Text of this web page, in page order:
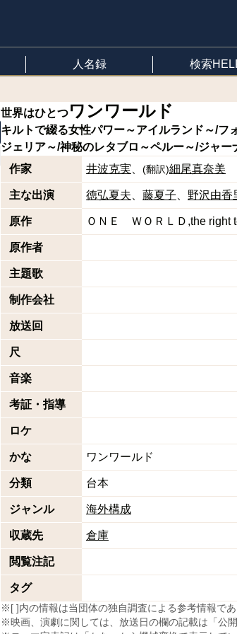
人名録 検索
世界はひとつワンワールド
キルトで綴る女性パワー～アイルランド～/フ
ジェリア～/神秘のレタブロ～ペルー～/ジャー
作家
井波克実 (翻訳)細尾真奈美
主な出演 徳弘夏夫 藤夏子 野沢由香
原作 ＯＮＥ ＷＯＲＬＤ,the right
原作者
主題歌
制作会社
放送回
尺
音楽
考証・指導
ロケ
かな ワンワールド
分類 台本
ジャンル 海外構成
収蔵先 倉庫
閲覧注記
タグ
※[ ]内の情報は当団体の独自調査による参考情報で
※映画、演劇に関しては、放送日の欄の記載は「公